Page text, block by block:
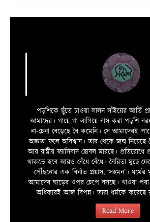
পড়শিকে ছুঁতে চাওয়া লালন সাঁইয়ের আর্তি
আমাদের। গায়ে গা লাগিয়ে বাস করা পড়শি
না-চেনা বেড়েছে বৈ কমেনি। সে আমাদেরই
অজ্ঞতা ফলে অবিশ্বাস। তার থেকে জন্ম নিয়েছে
আর রাষ্ট্রীয় ফ্যাসিবাদ ছোবল মারছে।
থাকতে হবে আরও বেঁধে বেঁধে। বৈরিতা মুছে
পৌঁছনোর এক বিনীত প্রয়াস, ‘সহমন’। ধর্মের
আমাদের ঘাড়ের ওপর চেপে বসছে। খাওয়া
অধিকারই আজ বিপন্ন। তারা ধর্মকে করেছে
Read More